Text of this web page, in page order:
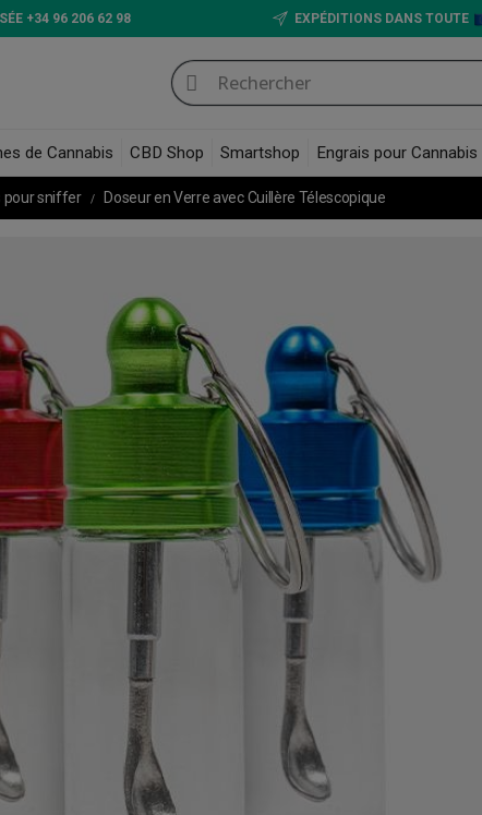
+34 96 206 62 98 EXPÉDITIONS DANS TOUTE
de Cannabis CBD Shop Smartshop Engrais pour Cannabis
pour sniffer Doseur en Verre avec Cuillère Télescopique